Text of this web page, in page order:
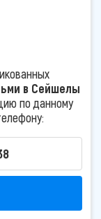
в Сейшелы
по данному